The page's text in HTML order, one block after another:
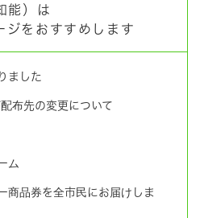
能）は
ジをおすすめします
ました
布先の変更について
ム
商品券を全市民にお届けしま